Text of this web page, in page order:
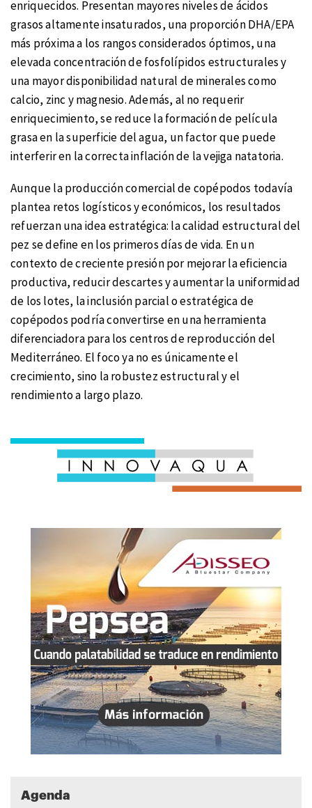
enriquecidos. Presentan mayores niveles de ácidos
grasos altamente insaturados, una proporción DHA/EPA
más próxima a los rangos considerados óptimos, una
elevada concentración de fosfolípidos estructurales y
una mayor disponibilidad natural de minerales como
calcio, zinc y magnesio. Además, al no requerir
enriquecimiento, se reduce la formación de película
grasa en la superficie del agua, un factor que puede
interferir en la correcta inflación de la vejiga natatoria.
Aunque la producción comercial de copépodos todavía
plantea retos logísticos y económicos, los resultados
refuerzan una idea estratégica: la calidad estructural del
pez se define en los primeros días de vida. En un
contexto de creciente presión por mejorar la eficiencia
productiva, reducir descartes y aumentar la uniformidad
de los lotes, la inclusión parcial o estratégica de
copépodos podría convertirse en una herramienta
diferenciadora para los centros de reproducción del
Mediterráneo. El foco ya no es únicamente el
crecimiento, sino la robustez estructural y el
rendimiento a largo plazo.
Agenda